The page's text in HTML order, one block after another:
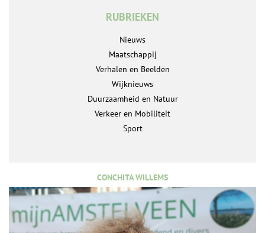
RUBRIEKEN
Nieuws
Maatschappij
Verhalen en Beelden
Wijknieuws
Duurzaamheid en Natuur
Verkeer en Mobiliteit
Sport
CONCHITA WILLEMS